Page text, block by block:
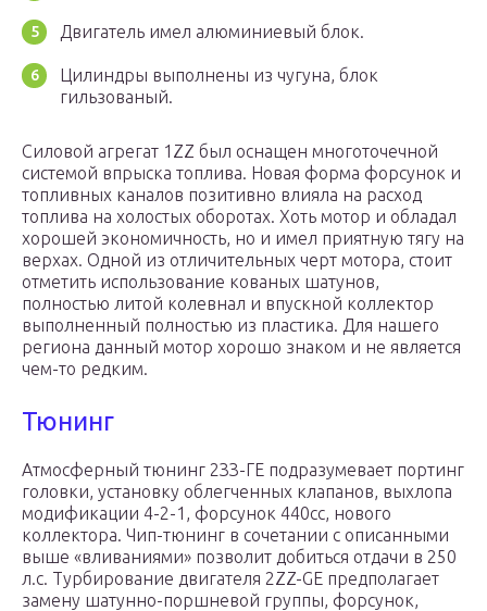
Двигатель имел алюминиевый блок.
Цилиндры выполнены из чугуна, блок
гильзованый.
Силовой агрегат 1ZZ был оснащен многоточечной
системой впрыска топлива. Новая форма форсунок и
топливных каналов позитивно влияла на расход
топлива на холостых оборотах. Хоть мотор и обладал
хорошей экономичность, но и имел приятную тягу на
верхах. Одной из отличительных черт мотора, стоит
отметить использование кованых шатунов,
полностью литой колевнал и впускной коллектор
выполненный полностью из пластика. Для нашего
региона данный мотор хорошо знаком и не является
чем-то редким.
Тюнинг
Атмосферный тюнинг 2ЗЗ-ГЕ подразумевает портинг
головки, установку облегченных клапанов, выхлопа
модификации 4-2-1, форсунок 440сс, нового
коллектора. Чип-тюнинг в сочетании с описанными
выше «вливаниями» позволит добиться отдачи в 250
л.с. Турбирование двигателя 2ZZ-GE предполагает
замену шатунно-поршневой группы, форсунок,